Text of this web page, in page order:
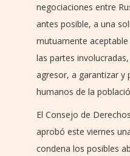
negociaciones entre
antes posible, a una
mutuamente
las partes
agresor, a garantizar y
humanos de la
El Consejo de
aprobó este viernes
condena los posibles